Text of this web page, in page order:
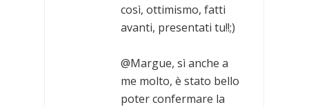
così, ottimismo, fatti
avanti, presentati tu!!;)
@Margue, sì anche a
me molto, è stato bello
poter confermare la